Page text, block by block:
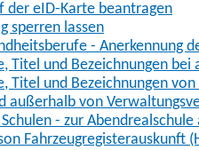
der eID-Karte beantragen
sperren lassen
- Anerkennung
Titel und Bezeichnungen
Titel und Bezeichnungen
außerhalb von
- zur Abendrealschule
Fahrzeugregisterauskunft